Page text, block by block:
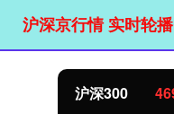
沪深京行情 实时轮播